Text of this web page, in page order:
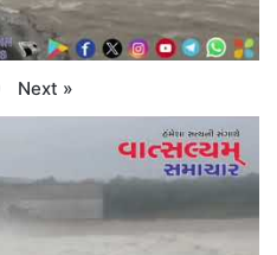
Next »